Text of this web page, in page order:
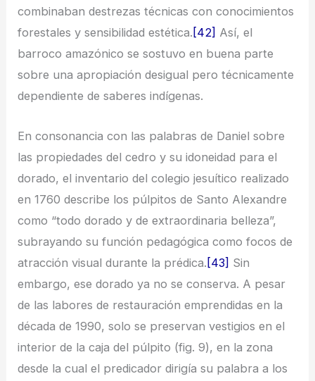
combinaban destrezas técnicas con conocimientos
forestales y sensibilidad estética. [42] Así, el
barroco amazónico se sostuvo en buena parte
sobre una apropiación desigual pero técnicamente
dependiente de saberes indígenas.
En consonancia con las palabras de Daniel sobre
las propiedades del cedro y su idoneidad para el
dorado, el inventario del colegio jesuítico realizado
en 1760 describe los púlpitos de Santo Alexandre
como “todo dorado y de extraordinaria belleza”,
subrayando su función pedagógica como focos de
atracción visual durante la prédica. [43] Sin
embargo, ese dorado ya no se conserva. A pesar
de las labores de restauración emprendidas en la
década de 1990, solo se preservan vestigios en el
interior de la caja del púlpito (fig. 9), en la zona
desde la cual el predicador dirigía su palabra a los